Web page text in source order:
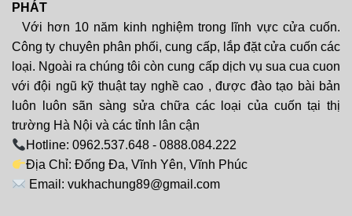
PHÁT
Với hơn 10 năm kinh nghiệm trong lĩnh vực cửa cuốn.
Công ty chuyên phân phối, cung cấp, lắp đặt cửa cuốn các
loại. Ngoài ra chúng tôi còn cung cấp dịch vụ sua cua cuon
với đội ngũ kỹ thuật tay nghề cao , được đào tạo bài bản
luôn luôn sãn sàng sửa chữa các loại của cuốn tại thị
trường Hà Nội và các tỉnh lân cận
Hotline: 0962.537.648 - 0888.084.222
Địa Chỉ: Đống Đa, Vĩnh Yên, Vĩnh Phúc
Email: vukhachung89@gmail.com